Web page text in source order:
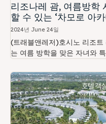
리조나레 괌, 여름방학
할 수 있는 ‘차모로 아
2024년 June 24일
(트래블앤레저)호시노 리조
는 여름 방학을 맞은 자녀와